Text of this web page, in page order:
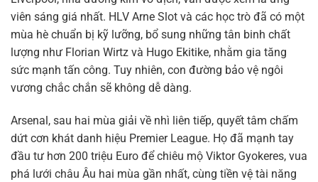
viên sáng giá nhất. HLV Arne Slot và các học trò đã có một
mùa hè chuẩn bị kỹ lưỡng, bổ sung những tân binh chất
lượng như Florian Wirtz và Hugo Ekitike, nhằm gia tăng
sức mạnh tấn công. Tuy nhiên, con đường bảo vệ ngôi
vương chắc chắn sẽ không dễ dàng.
Arsenal, sau hai mùa giải về nhì liên tiếp, quyết tâm chấm
dứt cơn khát danh hiệu Premier League. Họ đã mạnh tay
đầu tư hơn 200 triệu Euro để chiêu mộ Viktor Gyokeres, vua
phá lưới châu Âu hai mùa gần nhất, cùng tiền vệ tài năng